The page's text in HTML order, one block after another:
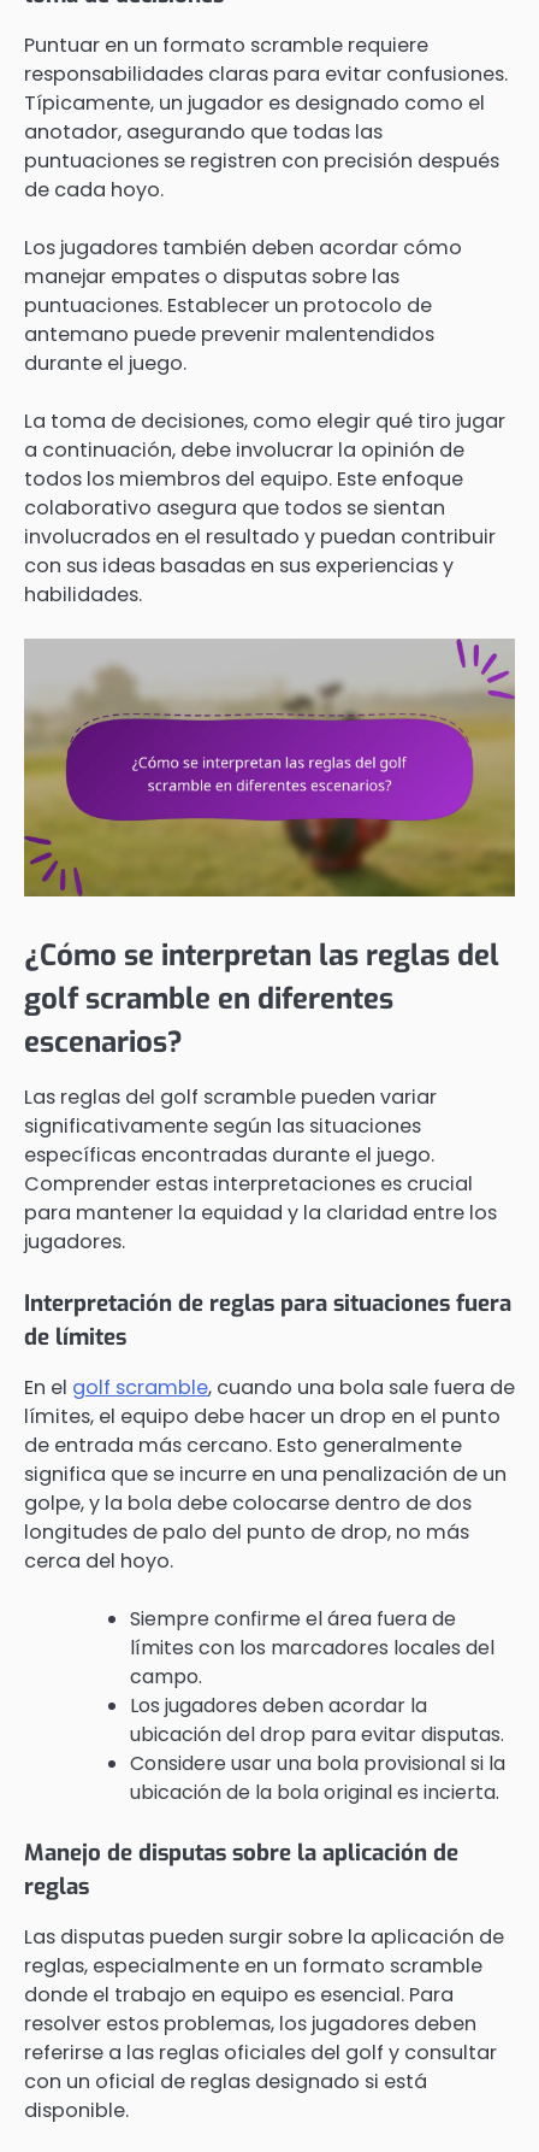
Puntuar en un formato scramble requiere
responsabilidades claras para evitar confusiones.
Típicamente, un jugador es designado como el
anotador, asegurando que todas las
puntuaciones se registren con precisión después
de cada hoyo.
Los jugadores también deben acordar cómo
manejar empates o disputas sobre las
puntuaciones. Establecer un protocolo de
antemano puede prevenir malentendidos
durante el juego.
La toma de decisiones, como elegir qué tiro jugar
a continuación, debe involucrar la opinión de
todos los miembros del equipo. Este enfoque
colaborativo asegura que todos se sientan
involucrados en el resultado y puedan contribuir
con sus ideas basadas en sus experiencias y
habilidades.
¿Cómo se interpretan las reglas del
golf scramble en diferentes
escenarios?
Las reglas del golf scramble pueden variar
significativamente según las situaciones
específicas encontradas durante el juego.
Comprender estas interpretaciones es crucial
para mantener la equidad y la claridad entre los
jugadores.
Interpretación de reglas para situaciones fuera
de límites
En el golf scramble, cuando una bola sale fuera de
límites, el equipo debe hacer un drop en el punto
de entrada más cercano. Esto generalmente
significa que se incurre en una penalización de un
golpe, y la bola debe colocarse dentro de dos
longitudes de palo del punto de drop, no más
cerca del hoyo.
Siempre confirme el área fuera de
límites con los marcadores locales del
campo.
Los jugadores deben acordar la
ubicación del drop para evitar disputas.
Considere usar una bola provisional si la
ubicación de la bola original es incierta.
Manejo de disputas sobre la aplicación de
reglas
Las disputas pueden surgir sobre la aplicación de
reglas, especialmente en un formato scramble
donde el trabajo en equipo es esencial. Para
resolver estos problemas, los jugadores deben
referirse a las reglas oficiales del golf y consultar
con un oficial de reglas designado si está
disponible.